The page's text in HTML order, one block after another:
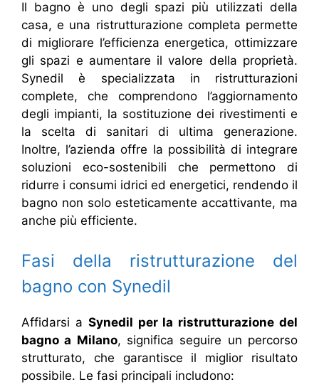
Il bagno è uno degli spazi più utilizzati della
casa, e una ristrutturazione completa permette
di migliorare l’efficienza energetica, ottimizzare
gli spazi e aumentare il valore della proprietà.
Synedil è specializzata in ristrutturazioni
complete, che comprendono l’aggiornamento
degli impianti, la sostituzione dei rivestimenti e
la scelta di sanitari di ultima generazione.
Inoltre, l’azienda offre la possibilità di integrare
soluzioni eco-sostenibili che permettono di
ridurre i consumi idrici ed energetici, rendendo il
bagno non solo esteticamente accattivante, ma
anche più efficiente.
Fasi della ristrutturazione del
bagno con Synedil
Affidarsi a Synedil per la ristrutturazione del
bagno a Milano, significa seguire un percorso
strutturato, che garantisce il miglior risultato
possibile. Le fasi principali includono: